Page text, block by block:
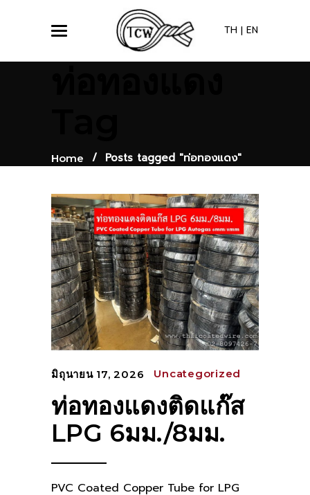
TH | EN
Home / Posts tagged "ท่อทองแดง"
มิถุนายน 17, 2026 Uncategorized
ท่อทองแดงติดแก๊ส
LPG 6มม./8มม.
PVC Coated Copper Tube for LPG